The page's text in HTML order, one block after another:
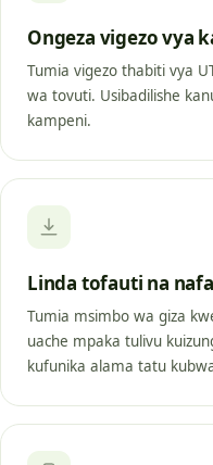
Ongeza vigezo vya
Tumia vigezo thabiti vya
wa tovuti. Usibadilishe
kampeni.
Linda tofauti na
Tumia msimbo wa giza
uache mpaka tulivu
kufunika alama tatu